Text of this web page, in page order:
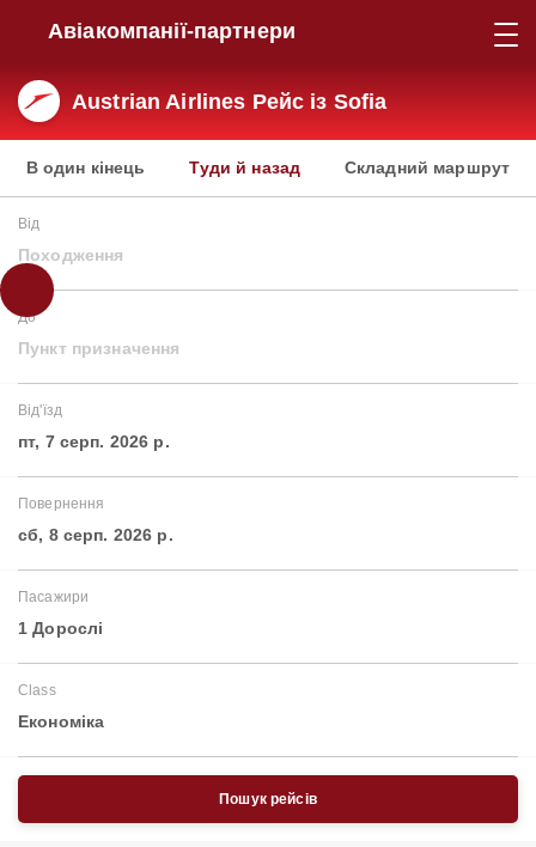
Авіакомпанії-партнери
Austrian Airlines Рейс із Sofia
В один кінець Туди й назад Складний маршрут
Від
Походження
До
Пункт призначення
Від'їзд
пт, 7 серп. 2026 р.
Повернення
сб, 8 серп. 2026 р.
Пасажири
1 Дорослі
Class
Економіка
Пошук рейсів